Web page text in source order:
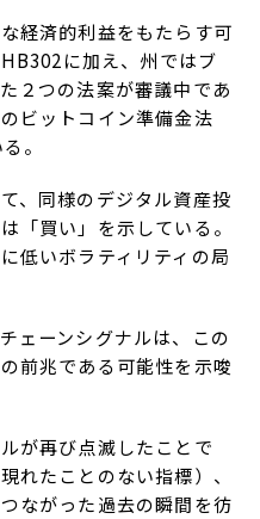
経済的利益をもたらす可
に加え、州ではブ
２つの法案が審議中であ
ビットコイン準備金法
。
、同様のデジタル資産投
「買い」を示している。
低いボラティリティの局
ェーンシグナルは、この
前兆である可能性を示唆
が再び点滅したことで
れたことのない指標）、
ながった過去の瞬間を彷